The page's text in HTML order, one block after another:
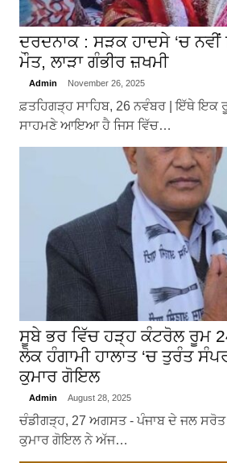
ਦਰਦਨਾਕ : ਸੜਕ ਹਾਦਸੇ ‘ਚ ਨਵੀਂ
ਮੌਤ, ਲਾੜਾ ਗੰਭੀਰ ਜ਼ਖਮੀ
Admin November 26, 2025
ਫ਼ਤਹਿਗੜ੍ਹ ਸਾਹਿਬ, 26 ਨਵੰਬਰ | ਇੱਥੇ ਇਕ
ਸਾਹਮਣੇ ਆਇਆ ਹੈ ਜਿਸ ਵਿੱਚ…
ਸੂਬੇ ਭਰ ਵਿੱਚ ਹੜ੍ਹ ਕੰਟਰੋਲ ਰੂਮ
ਲੋਕ ਹੰਗਾਮੀ ਹਾਲਾਤ ‘ਚ ਤੁਰੰਤ
ਕੁਮਾਰ ਗੋਇਲ
Admin August 28, 2025
ਚੰਡੀਗੜ੍ਹ, 27 ਅਗਸਤ - ਪੰਜਾਬ ਦੇ ਜਲ ਸਰੋਤ
ਕੁਮਾਰ ਗੋਇਲ ਨੇ ਅੱਜ…